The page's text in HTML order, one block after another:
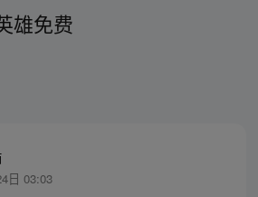
雄免费
日 03:03